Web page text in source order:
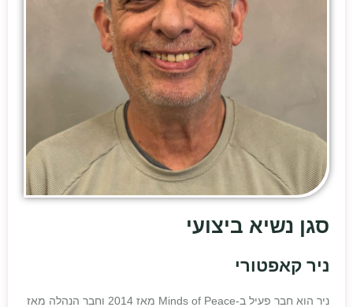
סגן נשיא ביצועי
ניר קאפטורי
ניר הוא חבר פעיל ב-Minds of Peace מאז 2014 וחבר הנהלה מאז